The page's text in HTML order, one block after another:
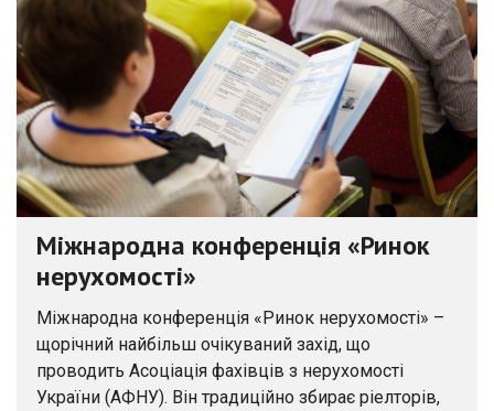
Міжнародна конференція «Ринок
нерухомості»
Міжнародна конференція «Ринок нерухомості» –
щорічний найбільш очікуваний захід, що
проводить Асоціація фахівців з нерухомості
України (АФНУ). Він традиційно збирає ріелторів,